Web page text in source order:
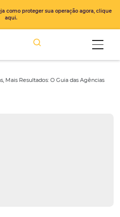
Veja como proteger sua operação